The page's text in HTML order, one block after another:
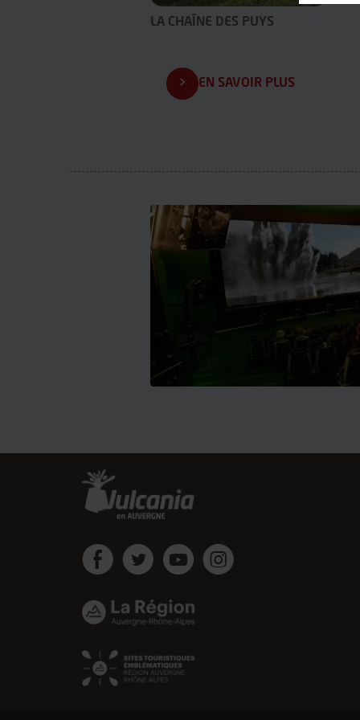
LA CHAÎNE DES PUYS
EN SAVOIR PLUS
sur
Facebook
sur
Twitter
sur
Youtube